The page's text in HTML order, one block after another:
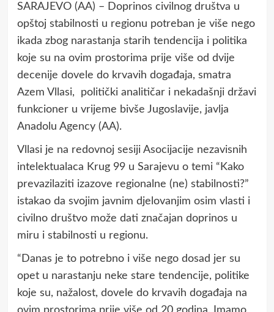
SARAJEVO (AA) – Doprinos civilnog društva u
opštoj stabilnosti u regionu potreban je više nego
ikada zbog narastanja starih tendencija i politika
koje su na ovim prostorima prije više od dvije
decenije dovele do krvavih događaja, smatra
Azem Vllasi, politički analitičar i nekadašnji državi
funkcioner u vrijeme bivše Jugoslavije, javlja
Anadolu Agency (AA).
Vllasi je na redovnoj sesiji Asocijacije nezavisnih
intelektualaca Krug 99 u Sarajevu o temi “Kako
prevazilaziti izazove regionalne (ne) stabilnosti?”
istakao da svojim javnim djelovanjim osim vlasti i
civilno društvo može dati značajan doprinos u
miru i stabilnosti u regionu.
“Danas je to potrebno i više nego dosad jer su
opet u narastanju neke stare tendencije, politike
koje su, nažalost, dovele do krvavih događaja na